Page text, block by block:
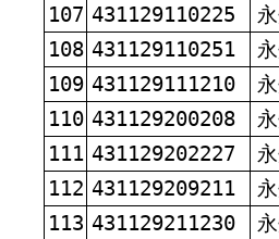
107 431129110225
108 431129110251
109 431129111210
110 431129200208
111 431129202227
112 431129209211
113 431129211230